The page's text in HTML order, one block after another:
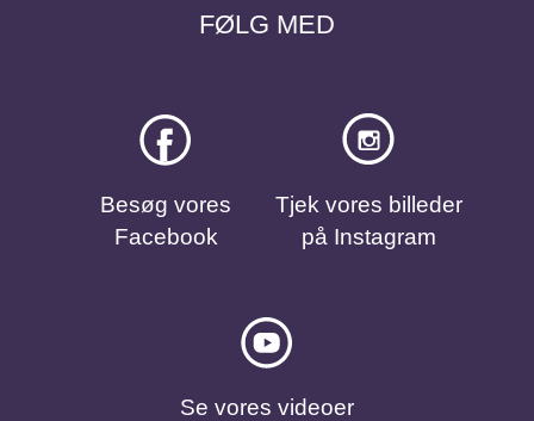
FØLG MED
Besøg vores
Facebook
Tjek vores billeder
på Instagram
Se vores videoer